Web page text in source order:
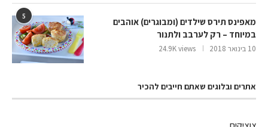
5
מאפינס תירס שילדים (ומבוגרים) אוהבים
במיוחד – רק לערבב ולתנור
10 בינואר 2018 24.9K views
אתרים ובלוגים שאתם חייבים להכיר